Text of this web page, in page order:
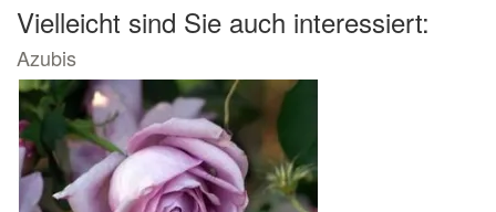
Vielleicht sind Sie auch interessiert:
Azubis